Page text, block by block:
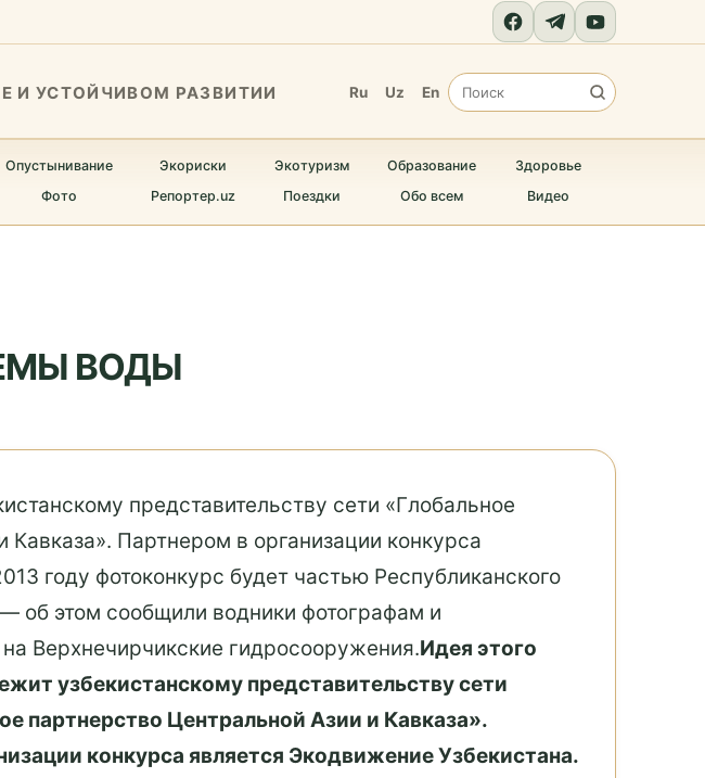
И УСТОЙЧИВОМ РАЗВИТИИ Ru Uz En
Опустынивание Экориски Экотуризм Образование
Здоровье
Фото Репортер.uz Поездки Обо всем Видео
ВОДЫ
представительству сети «Глобальное
Партнером в организации конкурса
году фотоконкурс будет частью Республиканского
об этом сообщили водники фотографам и
Верхнечирчикские гидросооружения.Идея этого
узбекистанскому представительству сети
партнерство Центральной Азии и Кавказа».
конкурса является Экодвижение Узбекистана.